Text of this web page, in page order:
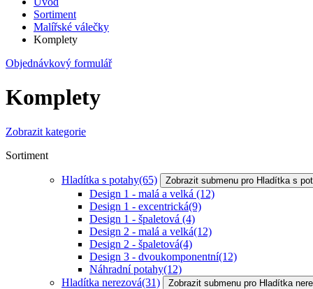
Sortiment
Malířské válečky
Komplety
Objednávkový formulář
Komplety
Zobrazit kategorie
Sortiment
Hladítka s potahy(65) Zobrazit submenu pro Hladítka s
Design 1 - malá a velká (12)
Design 1 - excentrická(9)
Design 1 - špaletová (4)
Design 2 - malá a velká(12)
Design 2 - špaletová(4)
Design 3 - dvoukomponentní(12)
Náhradní potahy(12)
Hladítka nerezová(31) Zobrazit submenu pro Hladítka